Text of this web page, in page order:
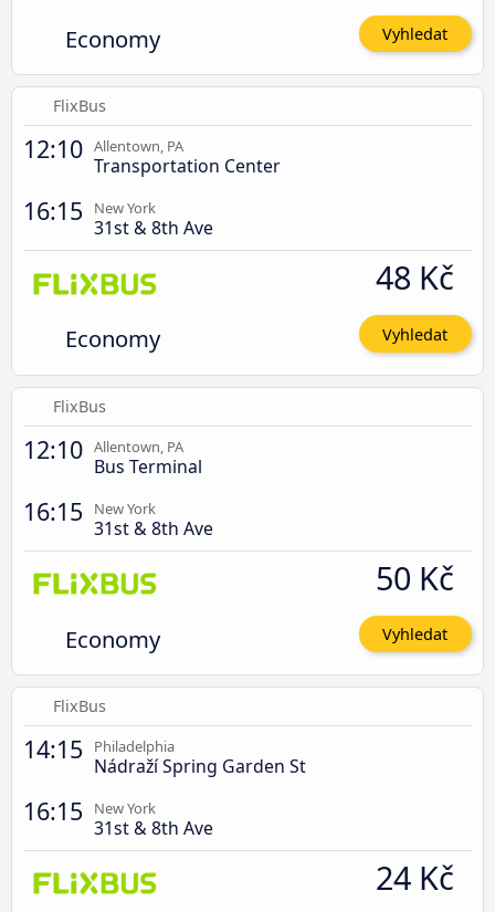
Economy Vyhledat
FlixBus
12:10 Allentown, PA
Transportation Center
16:15 New York
31st & 8th Ave
Economy
48 Kč
Vyhledat
FlixBus
12:10 Allentown, PA
Bus Terminal
16:15 New York
31st & 8th Ave
Economy
50 Kč
Vyhledat
FlixBus
14:15 Philadelphia
Nádraží Spring Garden St
16:15 New York
31st & 8th Ave
24 Kč